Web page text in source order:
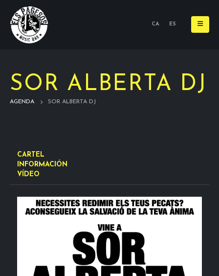
CA ES
SOR ALBERTA DJ
AGENDA SOR ALBERTA DJ
CARTEL
INFORMACIÓN
VÍDEO